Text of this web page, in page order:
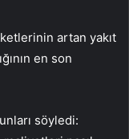
artan yakıt
en son
söyledi: